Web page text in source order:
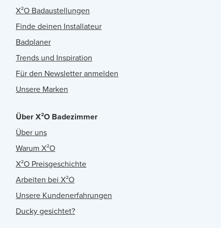
X²O Badaustellungen
Finde deinen Installateur
Badplaner
Trends und Inspiration
Für den Newsletter anmelden
Unsere Marken
Über X²O Badezimmer
Über uns
Warum X²O
X²O Preisgeschichte
Arbeiten bei X²O
Unsere Kundenerfahrungen
Ducky gesichtet?